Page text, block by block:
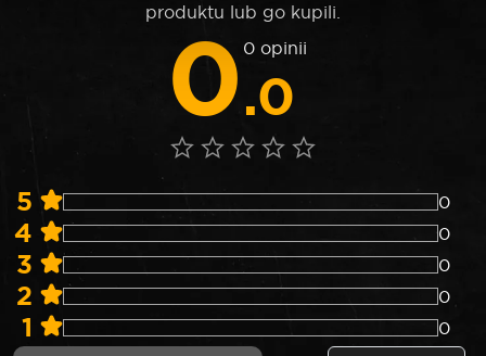
produktu lub go kupili.
0.0
0 opinii
5 0
4 0
3 0
2 0
1 0